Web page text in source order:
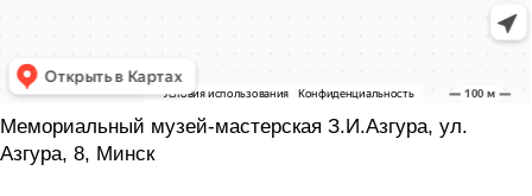
Мемориальный музей-мастерская З.И.Азгура, ул.
Азгура, 8, Минск